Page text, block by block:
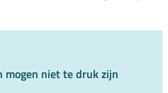
mogen niet te druk zijn